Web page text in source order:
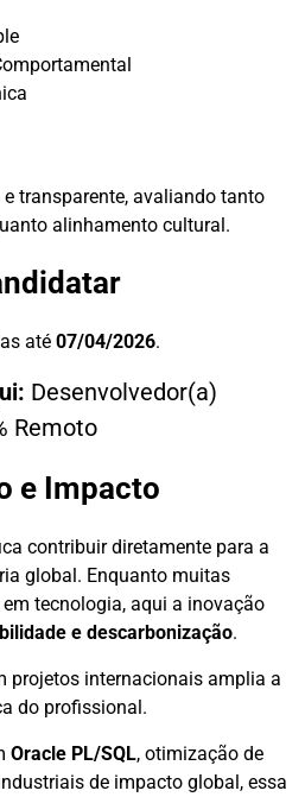
transparente, avaliando tanto
alinhamento cultural.
até 07/04/2026.
Desenvolvedor(a)
Remoto
e Impacto
contribuir diretamente para a
global. Enquanto muitas
tecnologia, aqui a inovação
e descarbonização.
projetos internacionais amplia a
do profissional.
Oracle PL/SQL, otimização de
de impacto global, essa